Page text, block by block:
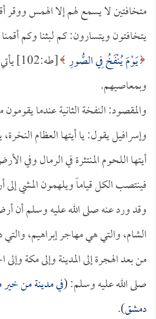
متخافتين لا يسمع لهم إلا الهمس
يتخافتون ويتسارون: كم لبثنا وكم
يَوْمَ يُنْفَخُ فِي الصُّورِ
وبمعاصيهم.
والمقصود: النفخة الثانية عندما
وإسرافيل يقول: يا أيتها العظام النخرة،
أيتها اللحوم المنتثرة في الرمال وفي
فينتصب الكل قياماً ويلهمون المشي
وقد ورد عنه صلى الله عليه وسلم
الشام، والتي هي مهاجر إبراهيم،
من بعد الهجرة إلى المدينة وإلى مكة
صلى الله عليه وسلم: (في مدينة من خير
دمشق).